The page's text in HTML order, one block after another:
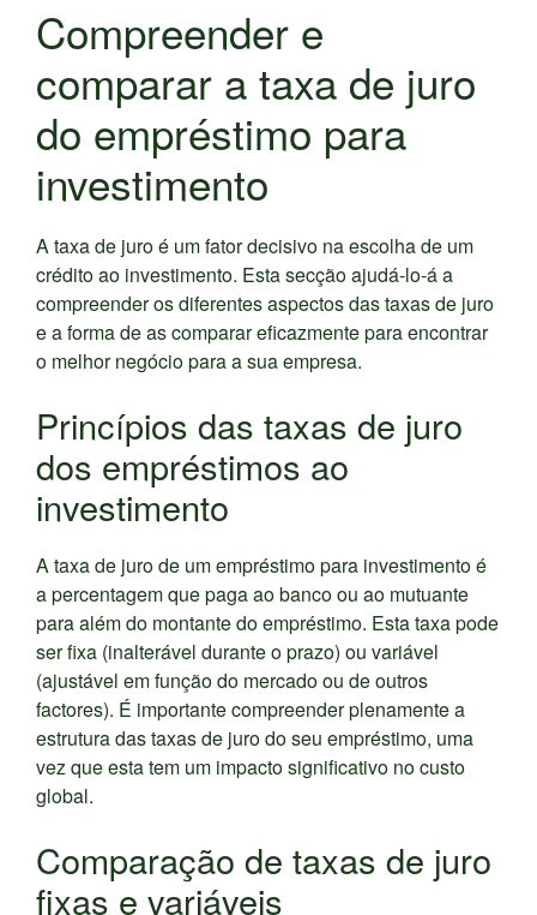
Compreender e
comparar a taxa de juro
do empréstimo para
investimento
A taxa de juro é um fator decisivo na escolha de um
crédito ao investimento. Esta secção ajudá-lo-á a
compreender os diferentes aspectos das taxas de juro
e a forma de as comparar eficazmente para encontrar
o melhor negócio para a sua empresa.
Princípios das taxas de juro
dos empréstimos ao
investimento
A taxa de juro de um empréstimo para investimento é
a percentagem que paga ao banco ou ao mutuante
para além do montante do empréstimo. Esta taxa pode
ser fixa (inalterável durante o prazo) ou variável
(ajustável em função do mercado ou de outros
factores). É importante compreender plenamente a
estrutura das taxas de juro do seu empréstimo, uma
vez que esta tem um impacto significativo no custo
global.
Comparação de taxas de juro
fixas e variáveis